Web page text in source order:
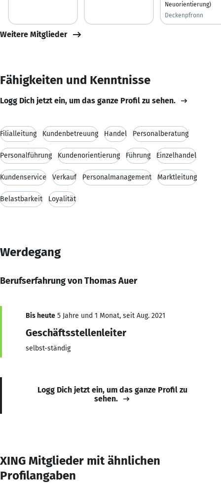
Neuorientierung)
Deckenpfronn
Weitere Mitglieder
Fähigkeiten und Kenntnisse
Logg Dich jetzt ein, um das ganze Profil zu sehen.
Filialleitung Kundenbetreuung Handel Personalberatung
Personalführung Kundenorientierung Führung Einzelhandel
Kundenservice Verkauf Personalmanagement Marktleitung
Belastbarkeit Loyalität
Werdegang
Berufserfahrung von Thomas Auer
Bis heute 5 Jahre und 1 Monat, seit Aug. 2021
Geschäftsstellenleiter
selbst-ständig
Logg Dich jetzt ein, um das ganze Profil zu
sehen.
XING Mitglieder mit ähnlichen
Profilangaben